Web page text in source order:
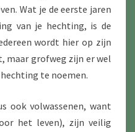
Wat je de eerste jaren
van je hechting, is de
wordt hier op zijn
maar grofweg zijn er wel
te noemen.
ook volwassenen, want
het leven), zijn veilig